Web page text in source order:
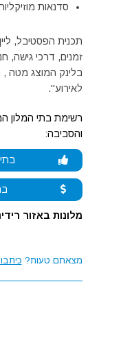
סדנאות
תכנית הפסטיבל,
זמנים, דרכי גישה,
בלינק המוצג מטה
לאירוע".
רשימת בתי המלון
והסביבה:
מלונות באזור
מצאתם טעות? כיתבו